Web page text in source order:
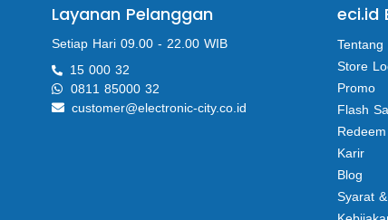
Layanan Pelanggan
Setiap Hari 09.00 - 22.00 WIB
15 000 32
0811 85000 32
customer@electronic-city.co.id
eci.id
Tentang
Store
Promo
Flash
Karir
Blog
Syarat